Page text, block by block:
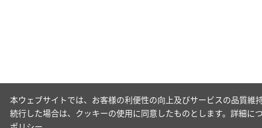
本ウェブサイトでは、お客様の利便性の向上及びサービスの品質
続行した場合は、クッキーの使用に同意したものとします。詳細